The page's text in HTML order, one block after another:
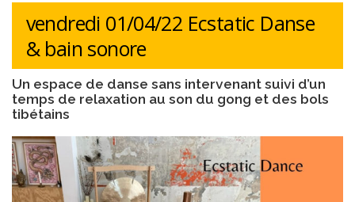
EN PRATIQUE NOS ÉVÈNEMENTS
vendredi 01/04/22 Ecstatic Danse
& bain sonore
Un espace de danse sans intervenant suivi d’un
temps de relaxation au son du gong et des bols
tibétains